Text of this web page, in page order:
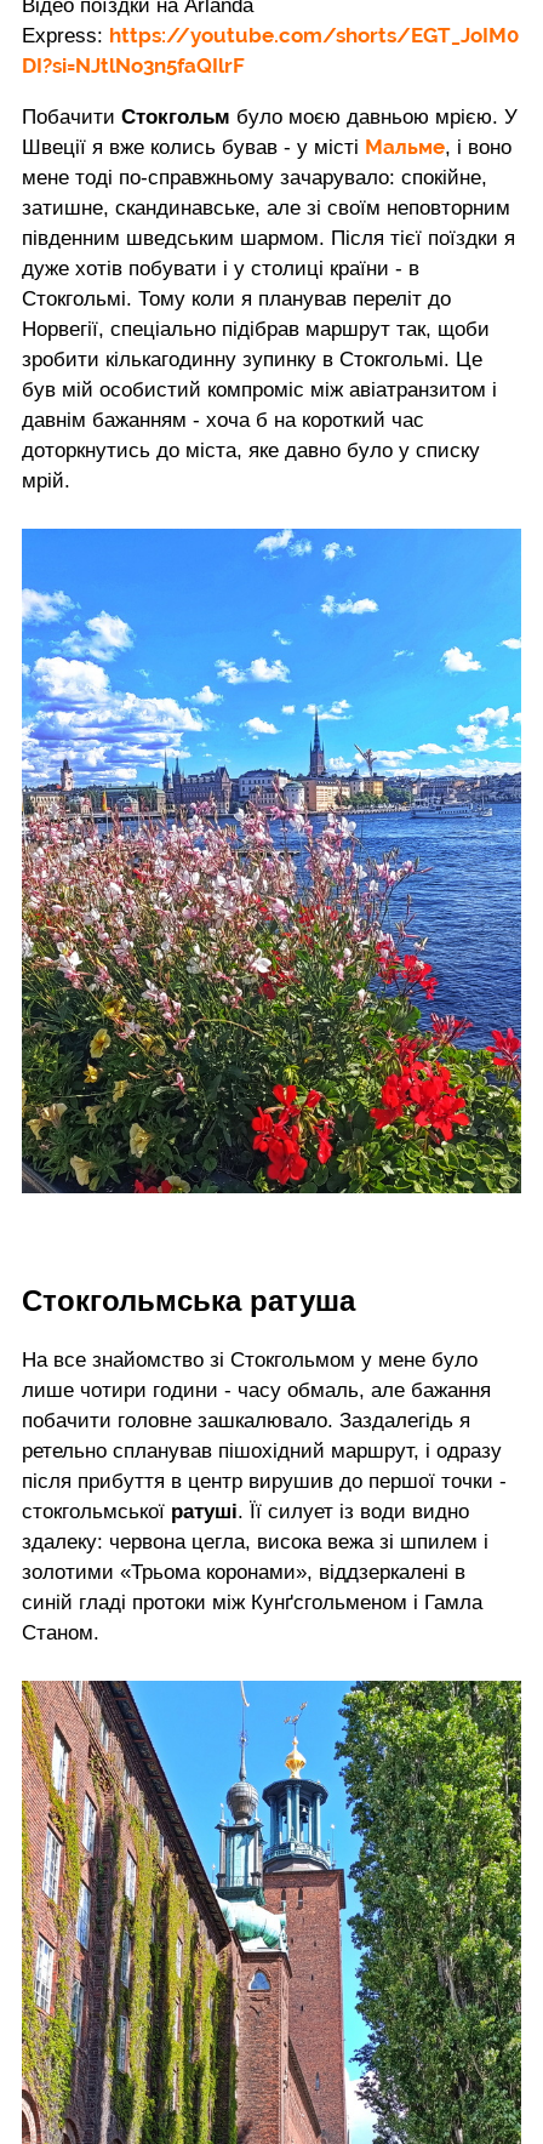
Відео поїздки на Arlanda
Express: https://youtube.com/shorts/EGT_JoIM0
DI?si=NJtlNo3n5faQIlrF
Побачити Стокгольм було моєю давньою мрією. У
Швеції я вже колись бував - у місті Мальме, і воно
мене тоді по-справжньому зачарувало: спокійне,
затишне, скандинавське, але зі своїм неповторним
південним шведським шармом. Після тієї поїздки я
дуже хотів побувати і у столиці країни - в
Стокгольмі. Тому коли я планував переліт до
Норвегії, спеціально підібрав маршрут так, щоби
зробити кількагодинну зупинку в Стокгольмі. Це
був мій особистий компроміс між авіатранзитом і
давнім бажанням - хоча б на короткий час
доторкнутись до міста, яке давно було у списку
мрій.
Стокгольмська ратуша
На все знайомство зі Стокгольмом у мене було
лише чотири години - часу обмаль, але бажання
побачити головне зашкалювало. Заздалегідь я
ретельно спланував пішохідний маршрут, і одразу
після прибуття в центр вирушив до першої точки -
стокгольмської ратуші. Її силует із води видно
здалеку: червона цегла, висока вежа зі шпилем і
золотими «Трьома коронами», віддзеркалені в
синій гладі протоки між Кунґсгольменом і Гамла
Станом.